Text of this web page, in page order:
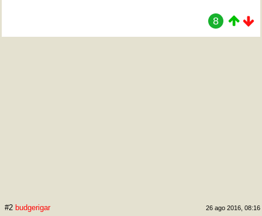
8
#2 budgerigar 26 ago 2016, 08:16